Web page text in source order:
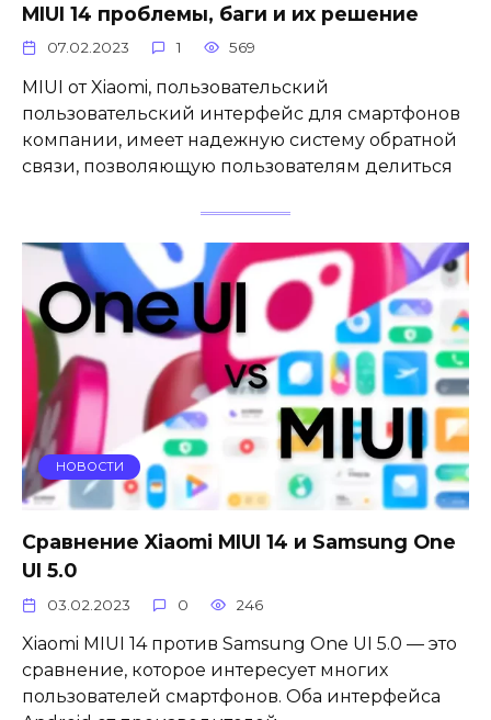
MIUI 14 проблемы, баги и их решение
07.02.2023 1 569
MIUI от Xiaomi, пользовательский
пользовательский интерфейс для смартфонов
компании, имеет надежную систему обратной
связи, позволяющую пользователям делиться
НОВОСТИ
Сравнение Xiaomi MIUI 14 и Samsung One
UI 5.0
03.02.2023 0 246
Xiaomi MIUI 14 против Samsung One UI 5.0 — это
сравнение, которое интересует многих
пользователей смартфонов. Оба интерфейса